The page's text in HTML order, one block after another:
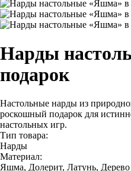
Нарды
подарок
Настольные нарды из
роскошный подарок для
настольных игр.
Тип товара:
Нарды
Материал:
Яшма, Долерит, Латунь, Дерево